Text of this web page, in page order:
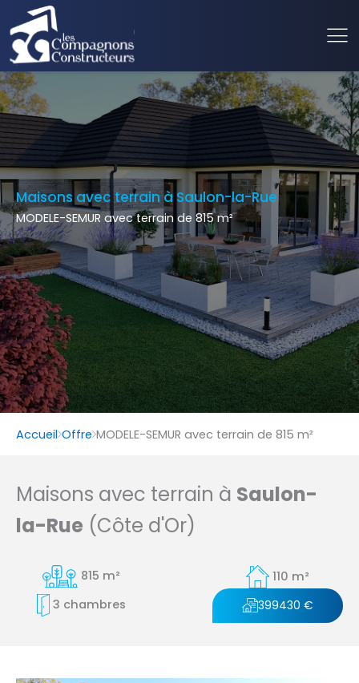
Maisons avec terrain à Saulon-la-Rue
MODELE-SEMUR avec terrain de 815 m²
Accueil Offre MODELE-SEMUR avec terrain de 815 m²
Maisons avec terrain à Saulon-
la-Rue (Côte d'Or)
815 m²
110 m²
3 chambres
399430 €